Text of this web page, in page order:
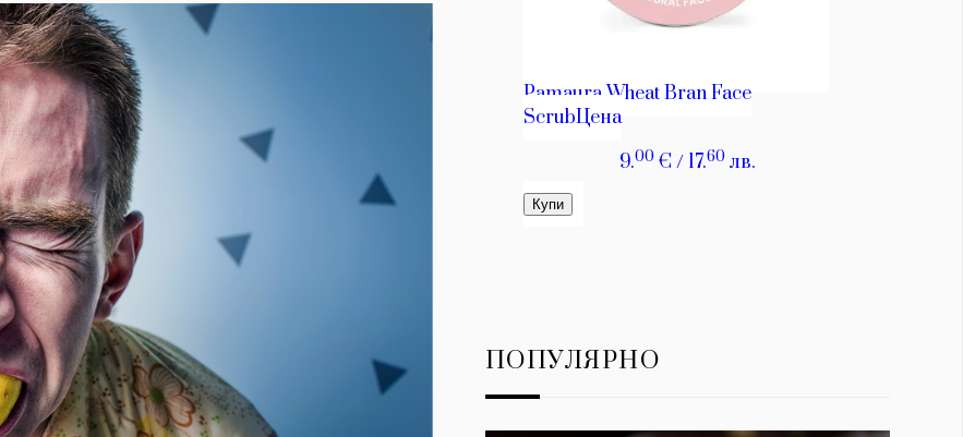
ПОПУЛЯРНО